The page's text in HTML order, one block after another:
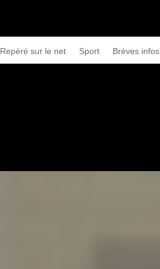
Repéré sur le net Sport Brèves infos